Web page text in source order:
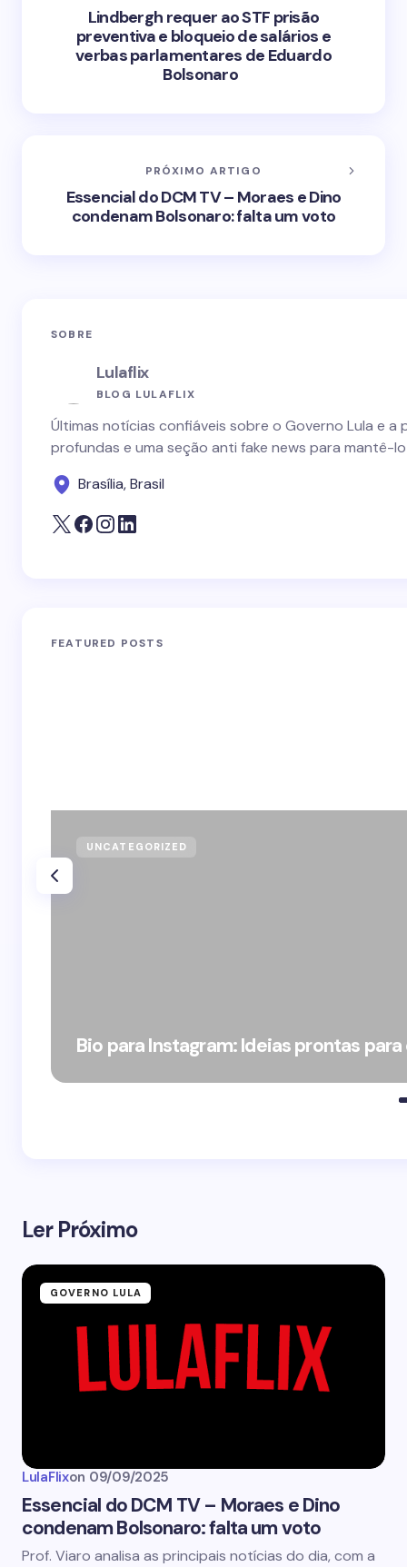
Lindbergh requer ao STF prisão
preventiva e bloqueio de salários e
verbas parlamentares de Eduardo
Bolsonaro
PRÓXIMO ARTIGO
Essencial do DCM TV – Moraes e Dino
condenam Bolsonaro: falta um voto
SOBRE
Lulaflix
BLOG LULAFLIX
Últimas notícias confiáveis sobre o Governo Lula e
profundas e uma seção anti fake news para mantê-
Brasília, Brasil
FEATURED POSTS
UNCATEGORIZED
Bio para Instagram: Ideias prontas
Ler Próximo
GOVERNO LULA
LulaFlixon 09/09/2025
Essencial do DCM TV – Moraes e Dino
condenam Bolsonaro: falta um voto
Prof. Viaro analisa as principais notícias do dia, com a